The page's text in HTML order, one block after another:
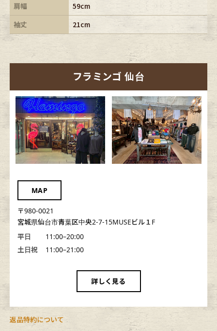
肩幅
59cm
袖丈
21cm
フラミンゴ 仙台
MAP
〒980-0021
宮城県仙台市青葉区中央2-7-15MUSEビル１F
平日
11:00–20:00
土日祝
11:00–21:00
詳しく見る
返品特約について